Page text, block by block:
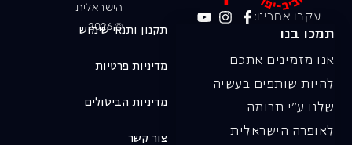
עקבו אחרינו:
תמכו בנו
אנו מזמינים אתכם
להיות שותפים בעשיה
שלנו ע"י תרומה
לאופרה הישראלית
הישראלית
© 2026
תקנון ותנאי שימוש
מדיניות פרטיות
מדיניות הביטולים
צור קשר